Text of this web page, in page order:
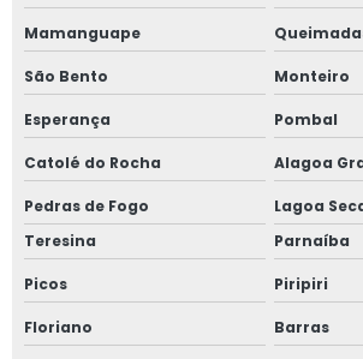
Mamanguape
São Bento Monteiro
Esperança Pombal
Catolé do Rocha Alagoa
Pedras de Fogo
Lagoa
Teresina
Parnaíba
Picos Piripiri
Floriano Barras